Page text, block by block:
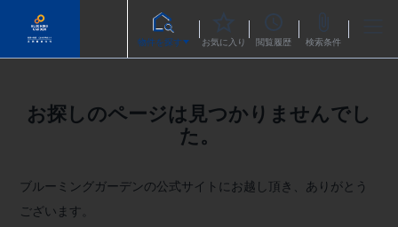
物件を探す お気に入り 閲覧履歴 検索条件
お探しのページは見つかりませんでし
た。
ブルーミングガーデンの公式サイトにお越し頂き、ありがとう
ございます。